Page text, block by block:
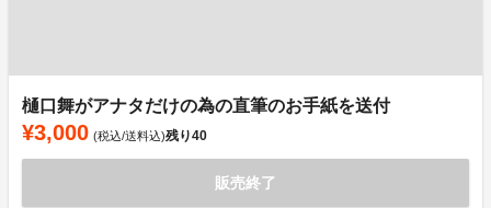
樋口舞がアナタだけの為の直筆のお手紙を送付
¥3,000 (税込/送料込)残り40
販売終了